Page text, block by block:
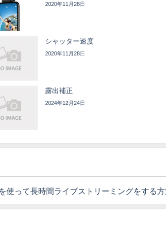
2020年11月28日
シャッター速度
2020年11月28日
露出補正
2024年12月24日
使って長時間ライブストリーミングをする